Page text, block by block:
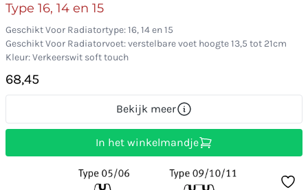
Type 16, 14 en 15
Geschikt Voor Radiatortype: 16, 14 en 15
Geschikt Voor Radiatorvoet: verstelbare voet hoogte 13,5 tot 21cm
Kleur: Verkeerswit soft touch
68,45
Bekijk meer
In het winkelmandje